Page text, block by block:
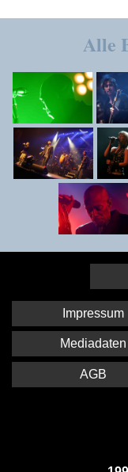
Alle
Impressum
Mediadaten
AGB